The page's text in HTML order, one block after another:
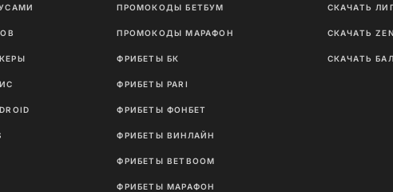
ПРОМОКОДЫ БЕТБУМ
ПРОМОКОДЫ МАРАФОН
ФРИБЕТЫ БК
ФРИБЕТЫ PARI
ФРИБЕТЫ ФОНБЕТ
ФРИБЕТЫ ВИНЛАЙН
ФРИБЕТЫ BETBOOM
ФРИБЕТЫ МАРАФОН
СКАЧАТЬ
СКАЧАТЬ
СКАЧАТЬ